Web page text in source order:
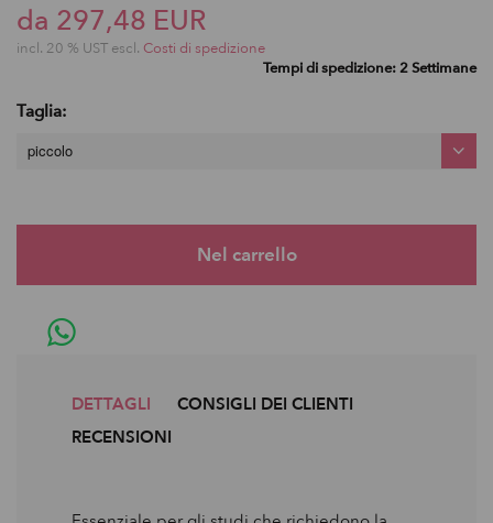
da 297,48 EUR
incl. 20 % UST escl. Costi di spedizione
Tempi di spedizione: 2 Settimane
Taglia:
piccolo
DETTAGLI
CONSIGLI DEI CLIENTI
RECENSIONI